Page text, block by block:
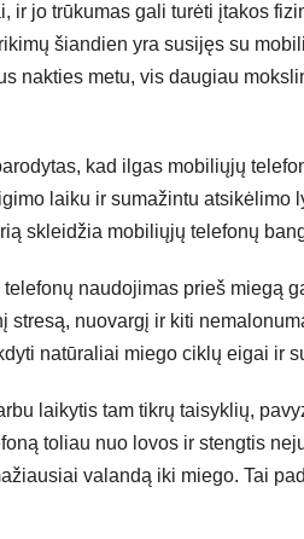
ir jo trūkumas gali turėti įtakos
šiandien yra susijęs su
nakties metu, vis daugiau
kad ilgas mobiliųjų
laiku ir sumažintu atsikėlimo
skleidžia mobiliųjų telefonų
naudojimas prieš miegą
stresą, nuovargį ir kiti
natūraliai miego ciklų eigai ir
laikytis tam tikrų taisyklių,
toliau nuo lovos ir stengtis
valandą iki miego. Tai